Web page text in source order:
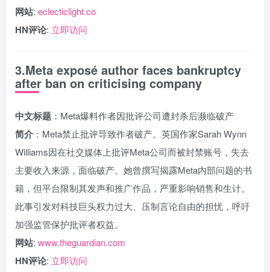
网站: eclecticlight.co
HN评论: 立即访问
3.Meta exposé author faces bankruptcy
after ban on criticising company
中文标题 ：Meta爆料作者因批评公司遭封杀后濒临破产
简介 ：Meta禁止批评导致作者破产。英国作家Sarah Wynn
Williams因在社交媒体上批评Meta公司而被封禁账号，失去
主要收入来源，面临破产。她曾撰写揭露Meta内部问题的书
籍，但平台限制其发声和推广作品，严重影响销售和生计。
此事引发对科技巨头权力过大、压制言论自由的担忧，呼吁
加强监管保护批评者权益。
网站: www.theguardian.com
HN评论: 立即访问